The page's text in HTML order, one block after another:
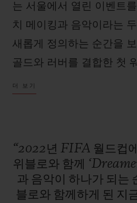
는 서울에서 열린 이벤트
치 메이킹과 음악이라는
새롭게 정의하는 순간을
골드와 러버를 결합한 첫
혁신적인 등장, 그리고 최
아티스트로, 위블로와 닮
번 협업은 아티스트와 위
고, 독보적인 DNA를 간
더 보기
“2022년 FIFA 월드컵
위블로와 함께
과 음악이 하나가 되는
블로와 함께하게 된 지